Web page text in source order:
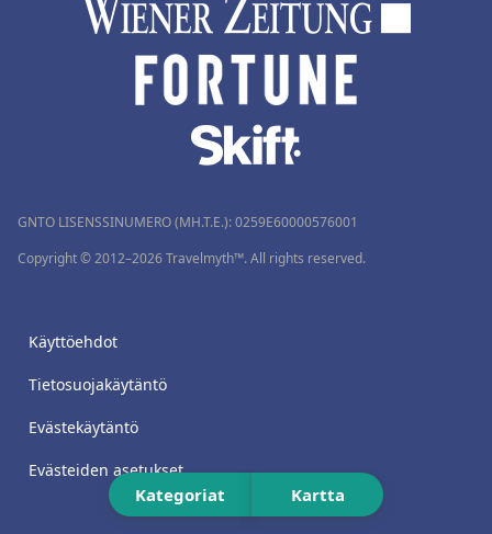
Kategoriat Kartta
GNTO LISENSSINUMERO (MH.T.E.): 0259Ε60000576001
Copyright © 2012–2026 Travelmyth™. All rights reserved.
Käyttöehdot
Tietosuojakäytäntö
Evästekäytäntö
Evästeiden asetukset